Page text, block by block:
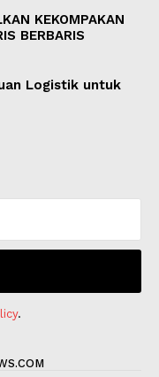
KEKOMPAKAN
BERBARIS
Logistik untuk
.